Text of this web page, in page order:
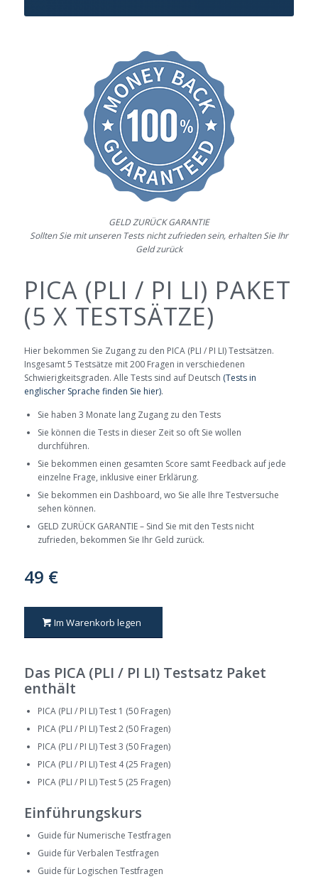
GELD ZURÜCK GARANTIE
Sollten Sie mit unseren Tests nicht zufrieden sein, erhalten Sie Ihr
Geld zurück
PICA (PLI / PI LI) PAKET
(5 X TESTSÄTZE)
Hier bekommen Sie Zugang zu den PICA (PLI / PI LI) Testsätzen.
Insgesamt 5 Testsätze mit 200 Fragen in verschiedenen
Schwierigkeitsgraden. Alle Tests sind auf Deutsch (Tests in
englischer Sprache finden Sie hier).
Sie haben 3 Monate lang Zugang zu den Tests
Sie können die Tests in dieser Zeit so oft Sie wollen
durchführen.
Sie bekommen einen gesamten Score samt Feedback auf jede
einzelne Frage, inklusive einer Erklärung.
Sie bekommen ein Dashboard, wo Sie alle Ihre Testversuche
sehen können.
GELD ZURÜCK GARANTIE – Sind Sie mit den Tests nicht
zufrieden, bekommen Sie Ihr Geld zurück.
49 €
Im Warenkorb legen
Das PICA (PLI / PI LI) Testsatz Paket
enthält
PICA (PLI / PI LI) Test 1 (50 Fragen)
PICA (PLI / PI LI) Test 2 (50 Fragen)
PICA (PLI / PI LI) Test 3 (50 Fragen)
PICA (PLI / PI LI) Test 4 (25 Fragen)
PICA (PLI / PI LI) Test 5 (25 Fragen)
Einführungskurs
Guide für Numerische Testfragen
Guide für Verbalen Testfragen
Guide für Logischen Testfragen